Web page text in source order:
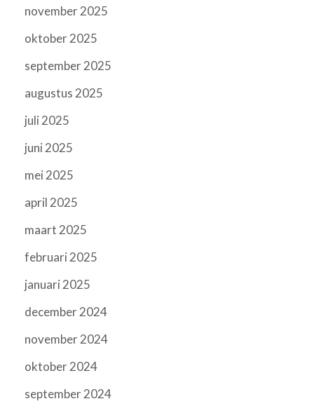
november 2025
oktober 2025
september 2025
augustus 2025
juli 2025
juni 2025
mei 2025
april 2025
maart 2025
februari 2025
januari 2025
december 2024
november 2024
oktober 2024
september 2024